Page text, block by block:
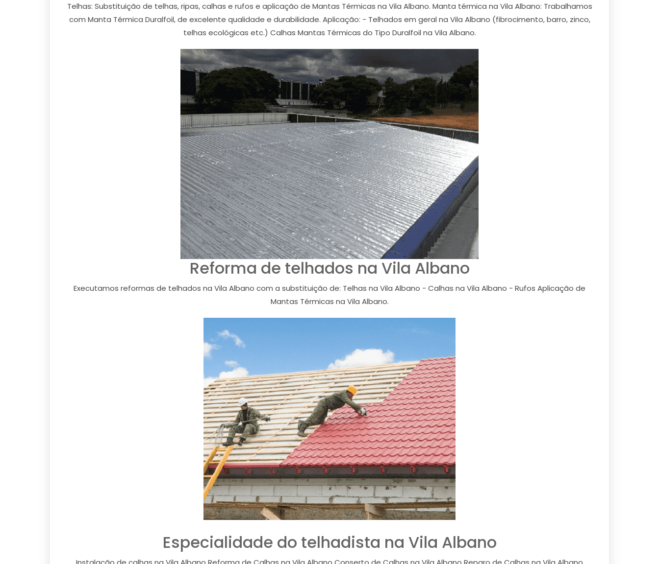
Telhas: Substituição de telhas, ripas, calhas e rufos e aplicação de Mantas Térmicas na Vila Albano. Manta térmica na Vila Albano: Trabalhamos
com Manta Térmica Duralfoil, de excelente qualidade e durabilidade. Aplicação: - Telhados em geral na Vila Albano (fibrocimento, barro, zinco,
telhas ecológicas etc.) Calhas Mantas Térmicas do Tipo Duralfoil na Vila Albano.
Reforma de telhados na Vila Albano
Executamos reformas de telhados na Vila Albano com a substituição de: Telhas na Vila Albano - Calhas na Vila Albano - Rufos Aplicação de
Mantas Térmicas na Vila Albano.
Especialidade do telhadista na Vila Albano